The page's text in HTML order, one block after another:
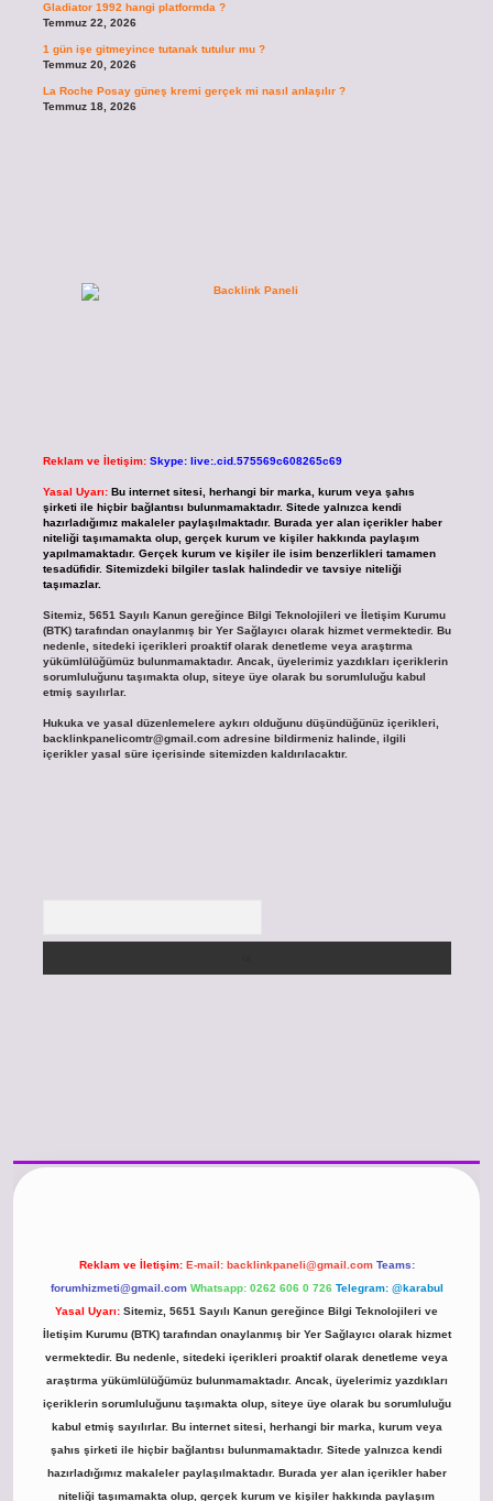
Gladiator 1992 hangi platformda ?
Temmuz 22, 2026
1 gün işe gitmeyince tutanak tutulur mu ?
Temmuz 20, 2026
La Roche Posay güneş kremi gerçek mi nasıl anlaşılır ?
Temmuz 18, 2026
Reklam ve İletişim: Skype: live:.cid.575569c608265c69
Yasal Uyarı: Bu internet sitesi, herhangi bir marka, kurum veya şahıs
şirketi ile hiçbir bağlantısı bulunmamaktadır. Sitede yalnızca kendi
hazırladığımız makaleler paylaşılmaktadır. Burada yer alan içerikler haber
niteliği taşımamakta olup, gerçek kurum ve kişiler hakkında paylaşım
yapılmamaktadır. Gerçek kurum ve kişiler ile isim benzerlikleri tamamen
tesadüfidir. Sitemizdeki bilgiler taslak halindedir ve tavsiye niteliği
taşımazlar.
Sitemiz, 5651 Sayılı Kanun gereğince Bilgi Teknolojileri ve İletişim Kurumu
(BTK) tarafından onaylanmış bir Yer Sağlayıcı olarak hizmet vermektedir. Bu
nedenle, sitedeki içerikleri proaktif olarak denetleme veya araştırma
yükümlülüğümüz bulunmamaktadır. Ancak, üyelerimiz yazdıkları içeriklerin
sorumluluğunu taşımakta olup, siteye üye olarak bu sorumluluğu kabul
etmiş sayılırlar.
Hukuka ve yasal düzenlemelere aykırı olduğunu düşündüğünüz içerikleri,
backlinkpanelicomtr@gmail.comadresine bildirmeniz halinde, ilgili
içerikler yasal süre içerisinde sitemizden kaldırılacaktır.
Reklam ve İletişim: E-mail: backlinkpaneli@gmail.com Teams:
forumhizmeti@gmail.com Whatsapp: 0262 606 0 726 Telegram: @karabul
Yasal Uyarı: Sitemiz, 5651 Sayılı Kanun gereğince Bilgi Teknolojileri ve
İletişim Kurumu (BTK) tarafından onaylanmış bir Yer Sağlayıcı olarak hizmet
vermektedir. Bu nedenle, sitedeki içerikleri proaktif olarak denetleme veya
araştırma yükümlülüğümüz bulunmamaktadır. Ancak, üyelerimiz yazdıkları
içeriklerin sorumluluğunu taşımakta olup, siteye üye olarak bu sorumluluğu
kabul etmiş sayılırlar. Bu internet sitesi, herhangi bir marka, kurum veya
şahıs şirketi ile hiçbir bağlantısı bulunmamaktadır. Sitede yalnızca kendi
hazırladığımız makaleler paylaşılmaktadır. Burada yer alan içerikler haber
niteliği taşımamakta olup, gerçek kurum ve kişiler hakkında paylaşım